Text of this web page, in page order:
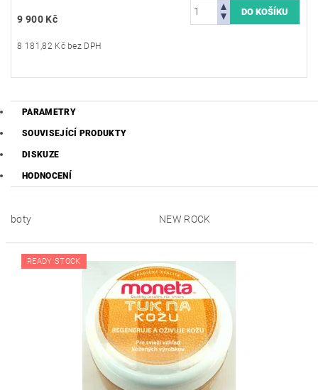
9 900 Kč
8 181,82 Kč bez DPH
PARAMETRY
SOUVISEJÍCÍ PRODUKTY
DISKUZE
HODNOCENÍ
boty NEW ROCK
READY STOCK